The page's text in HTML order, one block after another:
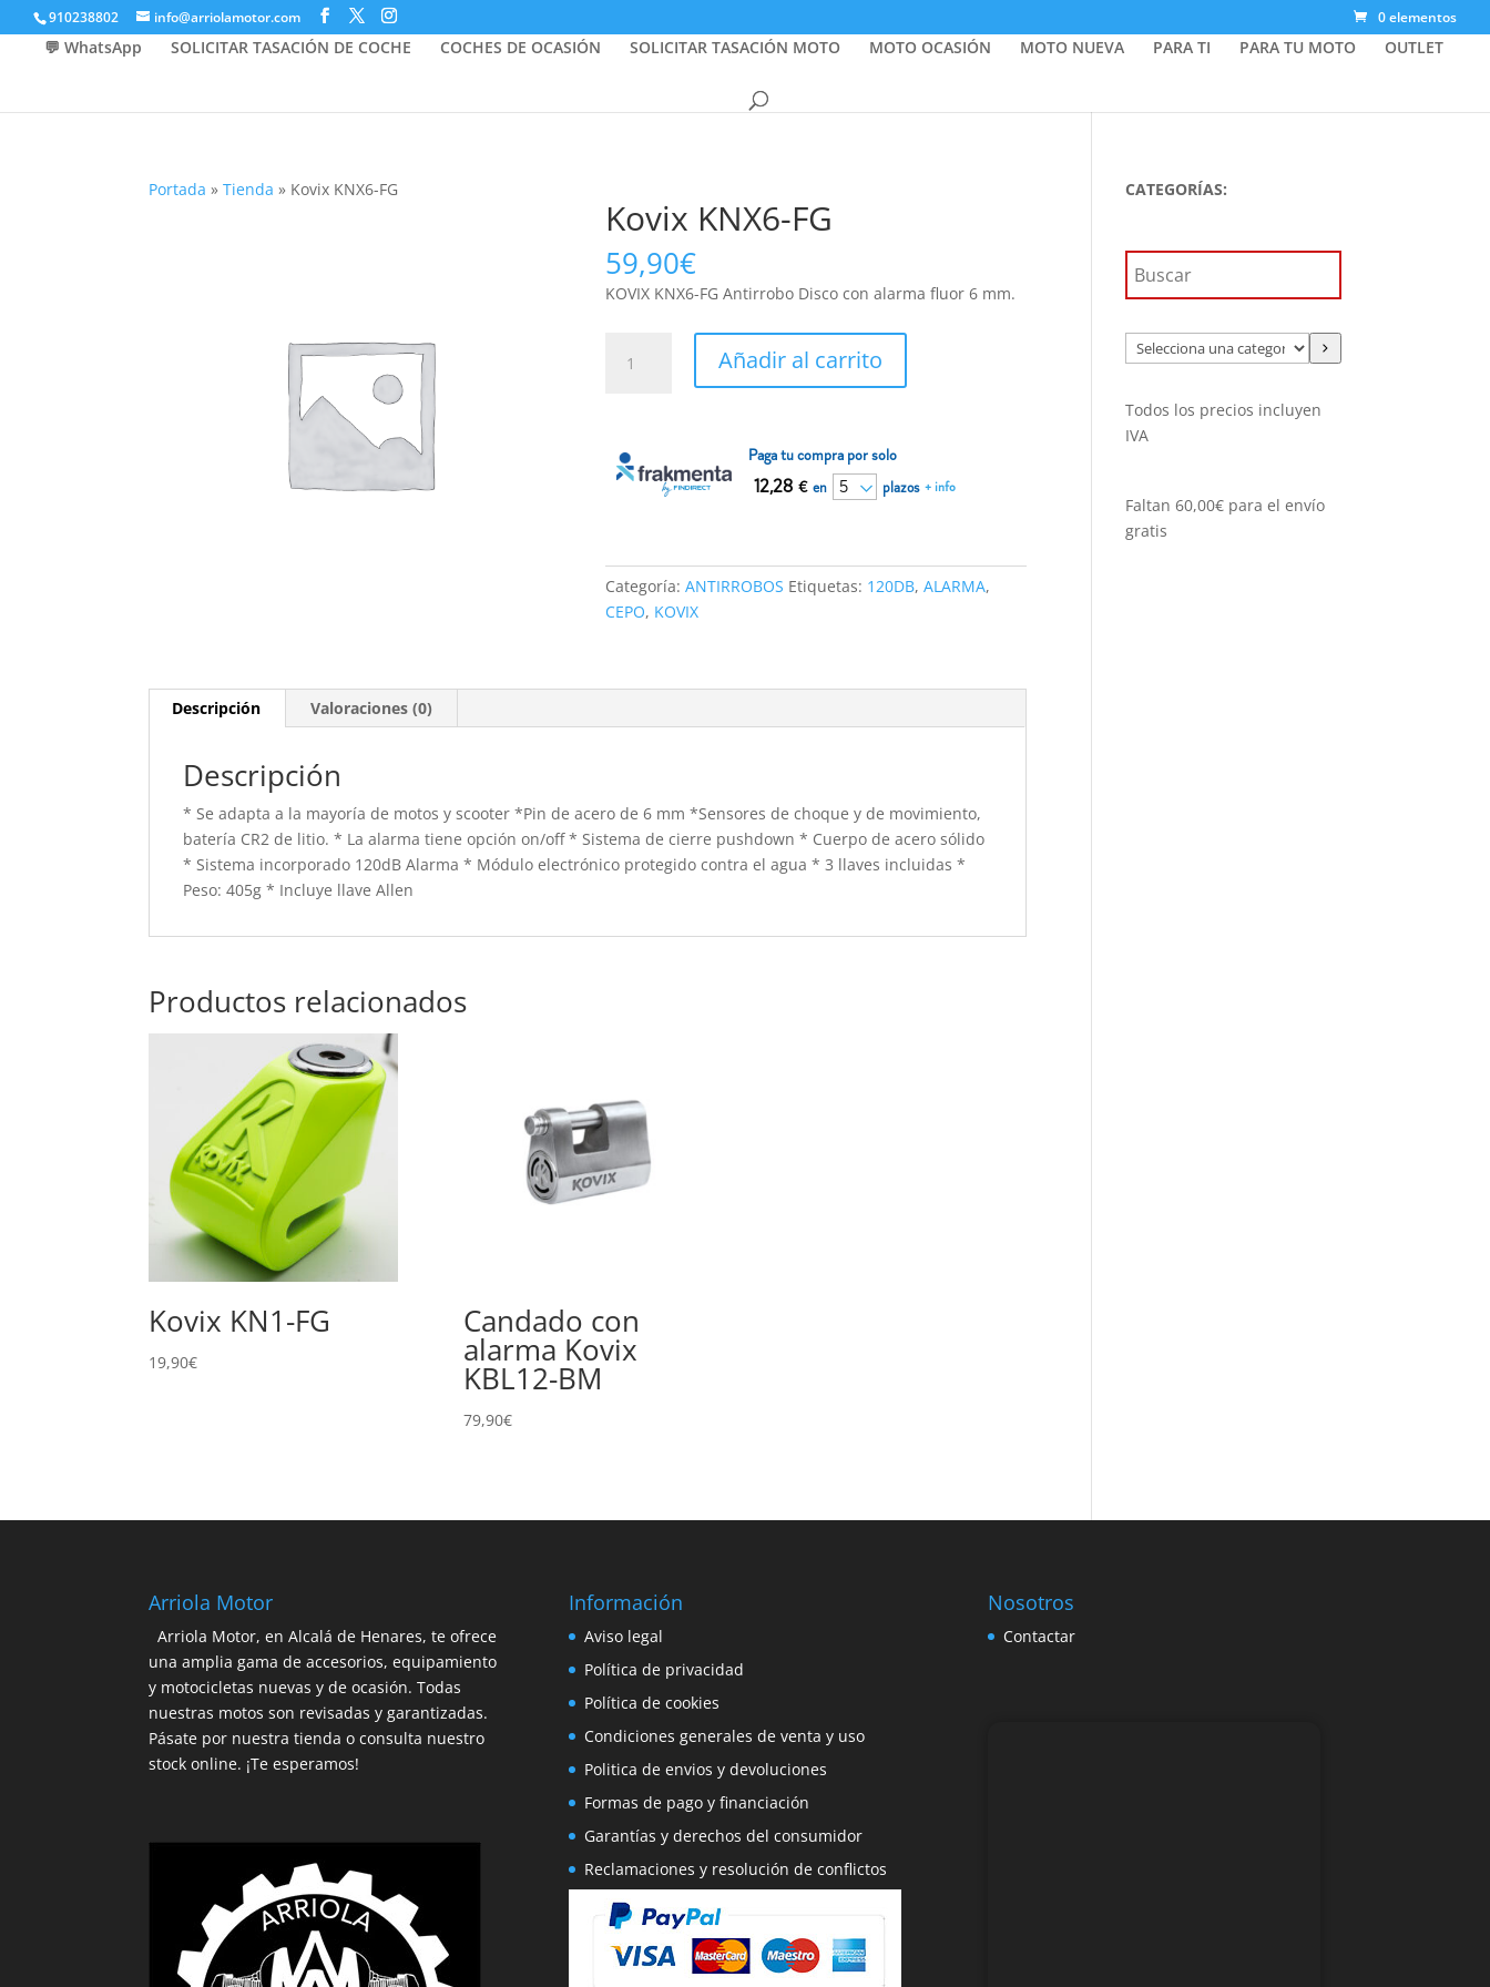
910238802 info@arriolamotor.com 0 elementos
💬 WhatsApp SOLICITAR TASACIÓN DE COCHE COCHES DE OCASIÓN SOLICITAR TASACIÓN MOTO MOTO OCASIÓN MOTO NUEVA PARA TI PARA TU MOTO OUTLET
Portada »Tienda » Kovix KNX6-FG
Kovix KNX6-FG
59,90€
KOVIX KNX6-FG Antirrobo Disco con alarma fluor 6 mm.
KNX6-
Añadir al carrito
Paga tu compra por solo
12,28 € en plazos + info
Categoría:ANTIRROBOS Etiquetas: 120DB,ALARMA,
CEPO, KOVIX
Descripción Valoraciones (0)
Descripción
* Se adapta a la mayoría de motos y scooter *Pin de acero de 6 mm *Sensores de choque y de movimiento,
batería CR2 de litio. * La alarma tiene opción on/off * Sistema de cierre pushdown * Cuerpo de acero sólido
* Sistema incorporado 120dB Alarma * Módulo electrónico protegido contra el agua * 3 llaves incluidas *
Peso: 405g * Incluye llave Allen
Productos relacionados
Kovix KN1-FG
19,90€
Candado con
alarma Kovix
KBL12-BM
79,90€
CATEGORÍAS:
Selecciona
una
Todos los precios incluyen
IVA
Faltan60,00€ para el envío
gratis
Arriola Motor
Arriola Motor, en Alcalá de Henares, te ofrece
una amplia gama de accesorios, equipamiento
y motocicletas nuevas y de ocasión. Todas
nuestras motos son revisadas y garantizadas.
Pásate por nuestra tienda o consulta nuestro
stock online. ¡Te esperamos!
Información
Aviso legal
Política de privacidad
Política de cookies
Condiciones generales de venta y uso
Politica de envios y devoluciones
Formas de pago y financiación
Garantías y derechos del consumidor
Reclamaciones y resolución de conflictos
Nosotros
Contactar